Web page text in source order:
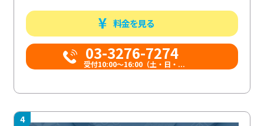
料金を見る
03-3276-7274
受付10:00〜16:00（土・日・...
4